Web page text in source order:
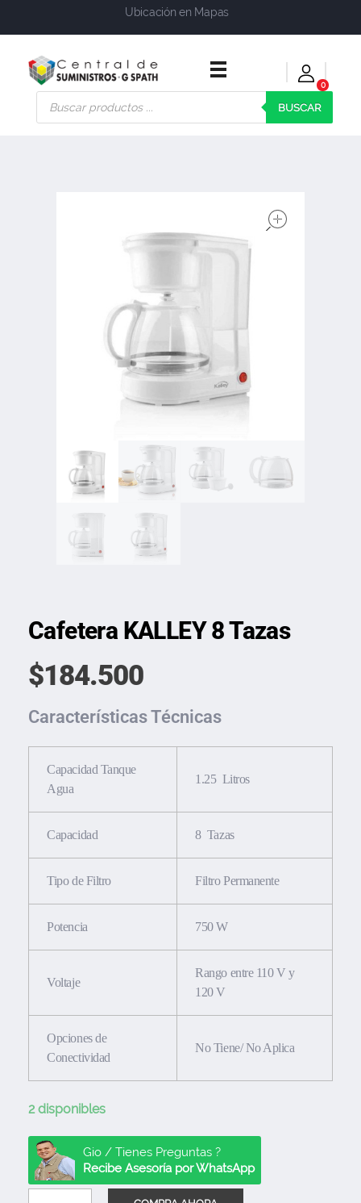
Ubicación en Mapas
Central de Suministros Gspath
Suministros y soluciones integrales para su empresa o negocio
0
BUSCAR
Cafetera KALLEY 8 Tazas
$184.500
Características Técnicas
Capacidad Tanque
Agua
1.25 Litros
Capacidad 8 Tazas
Tipo de Filtro Filtro Permanente
Potencia 750 W
Voltaje
Rango entre 110 V y
120 V
Opciones de
Conectividad
No Tiene/ No Aplica
2 disponibles
Gio / Tienes Preguntas ?
Recibe Asesoría por WhatsApp